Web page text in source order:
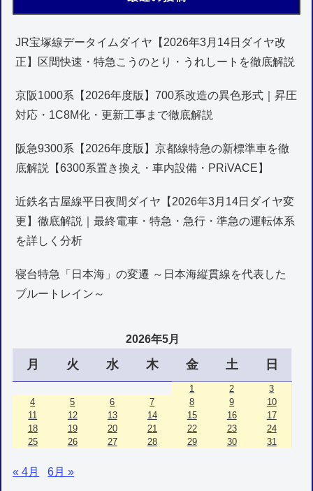
JR宝塚線データイムダイヤ【2026年3月14日ダイヤ改
正】区間快速・特急こうのとり・うれしートを徹底解説
京阪1000系【2026年度版】700系改造の異色形式｜昇圧
対応・1C8M化・更新工事まで徹底解説
阪急9300系【2026年度版】京都線特急の新標準車を徹
底解説【6300系置き換え・車内設備・PRiVACE】
近鉄名古屋線平日夜間ダイヤ【2026年3月14日ダイヤ変
更】徹底解説｜最終電車・特急・急行・準急の運転体系
を詳しく分析
寝台特急「日本海」の変遷 ～日本海縦貫線を代表した
ブルートレイン～
2026年5月
月 火 水 木 金 土 日
1 2
3
4
5 6 7 8 9
10
11
12 13 14 15 16
17
18
19 20 21 22 23
24
25
26 27 28 29 30 31
« 4月 6月 »